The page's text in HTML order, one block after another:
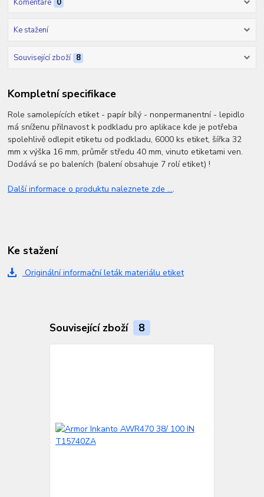
Komentáře 0
Ke stažení
Související zboží 8
Kompletní specifikace
Role samolepících etiket - papír bílý - nonpermanentní - lepidlo
má sníženu přilnavost k podkladu pro aplikace kde je potřeba
spolehlivě odlepit etiketu od podkladu, 6000 ks etiket, šířka 32
mm x výška 16 mm, průměr středu 40 mm, vinuto etiketami ven.
Dodává se po baleních (balení obsahuje 7 rolí etiket) !
Další informace o produktu naleznete zde ....
Ke stažení
Originální informační leták materiálu etiket
Související zboží 8